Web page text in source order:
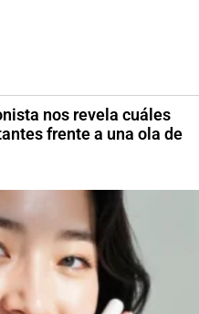
nos revela cuáles
frente a una ola de